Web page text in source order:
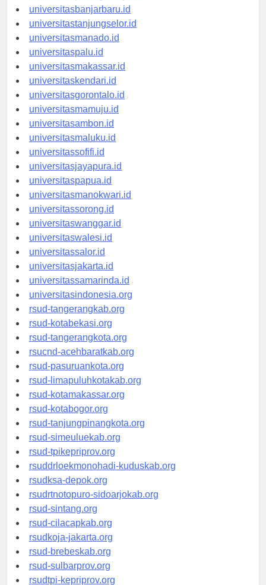
universitaspalangkaraya.id
universitasbanjarbaru.id
universitastanjungselor.id
universitasmanado.id
universitaspalu.id
universitasmakassar.id
universitaskendari.id
universitasgorontalo.id
universitasmamuju.id
universitasambon.id
universitasmaluku.id
universitassofifi.id
universitasjayapura.id
universitaspapua.id
universitasmanokwari.id
universitassorong.id
universitaswanggar.id
universitaswalesi.id
universitassalor.id
universitasjakarta.id
universitassamarinda.id
universitasindonesia.org
rsud-tangerangkab.org
rsud-kotabekasi.org
rsud-tangerangkota.org
rsucnd-acehbaratkab.org
rsud-pasuruankota.org
rsud-limapuluhkotakab.org
rsud-kotamakassar.org
rsud-kotabogor.org
rsud-tanjungpinangkota.org
rsud-simeuluekab.org
rsud-tpikepriprov.org
rsuddrloekmonohadi-kuduskab.org
rsudksa-depok.org
rsudrtnotopuro-sidoarjokab.org
rsud-sintang.org
rsud-cilacapkab.org
rsudkoja-jakarta.org
rsud-brebeskab.org
rsud-sulbarprov.org